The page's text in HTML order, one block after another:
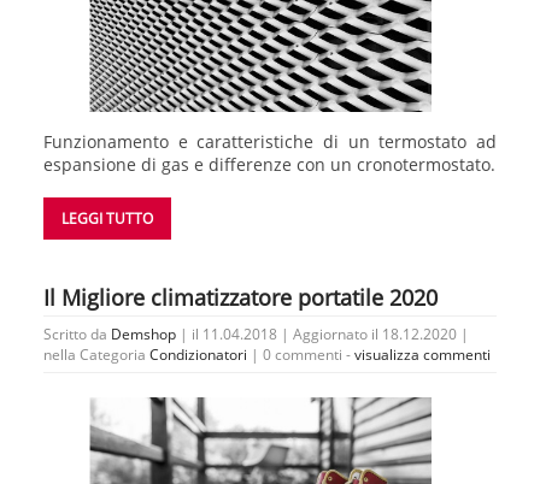
Funzionamento e caratteristiche di un termostato ad
espansione di gas e differenze con un cronotermostato.
LEGGI TUTTO
Il Migliore climatizzatore portatile 2020
Scritto da Demshop | il 11.04.2018 | Aggiornato il 18.12.2020 |
nella Categoria Condizionatori | 0 commenti -visualizza commenti